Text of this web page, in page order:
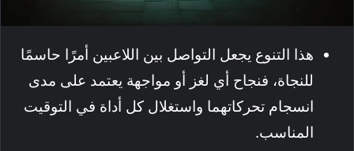
هذا التنوع يجعل التواصل بين اللاعبين أمرًا حاسمًا
للنجاة، فنجاح أي لغز أو مواجهة يعتمد على مدى
انسجام تحركاتهما واستغلال كل أداة في التوقيت
المناسب.